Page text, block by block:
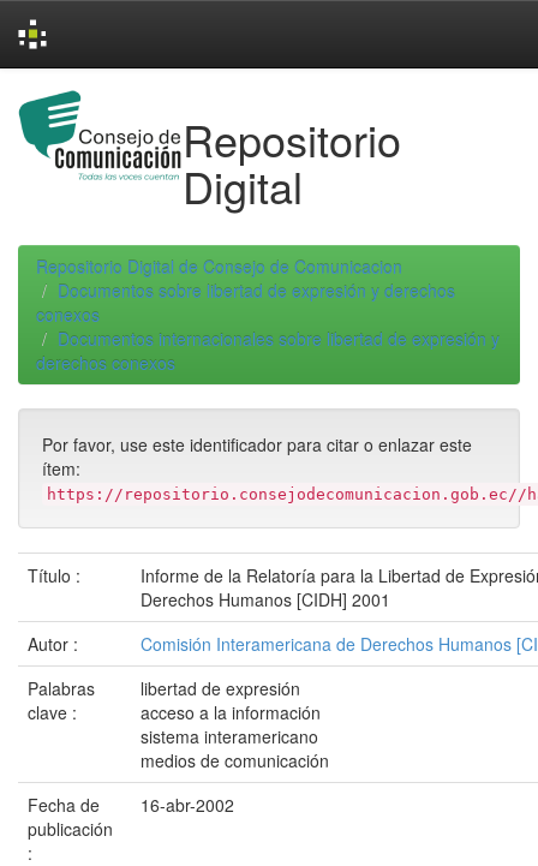
navigation
Repositorio
Digital
Repositorio Digital de Consejo de Comunicacion
Documentos sobre libertad de expresión y derechos
conexos
Documentos internacionales sobre libertad de expresión y
derechos conexos
Por favor, use este identificador para citar o enlazar este
ítem:
https://repositorio.consejodecomunicacion.gob.ec//
Título :
Informe de la Relatoría para la Libertad de
Derechos Humanos [CIDH] 2001
Autor :
Comisión Interamericana de Derechos Humanos
Palabras
clave :
libertad de expresión
acceso a la información
sistema interamericano
medios de comunicación
Fecha de
publicación
:
16-abr-2002